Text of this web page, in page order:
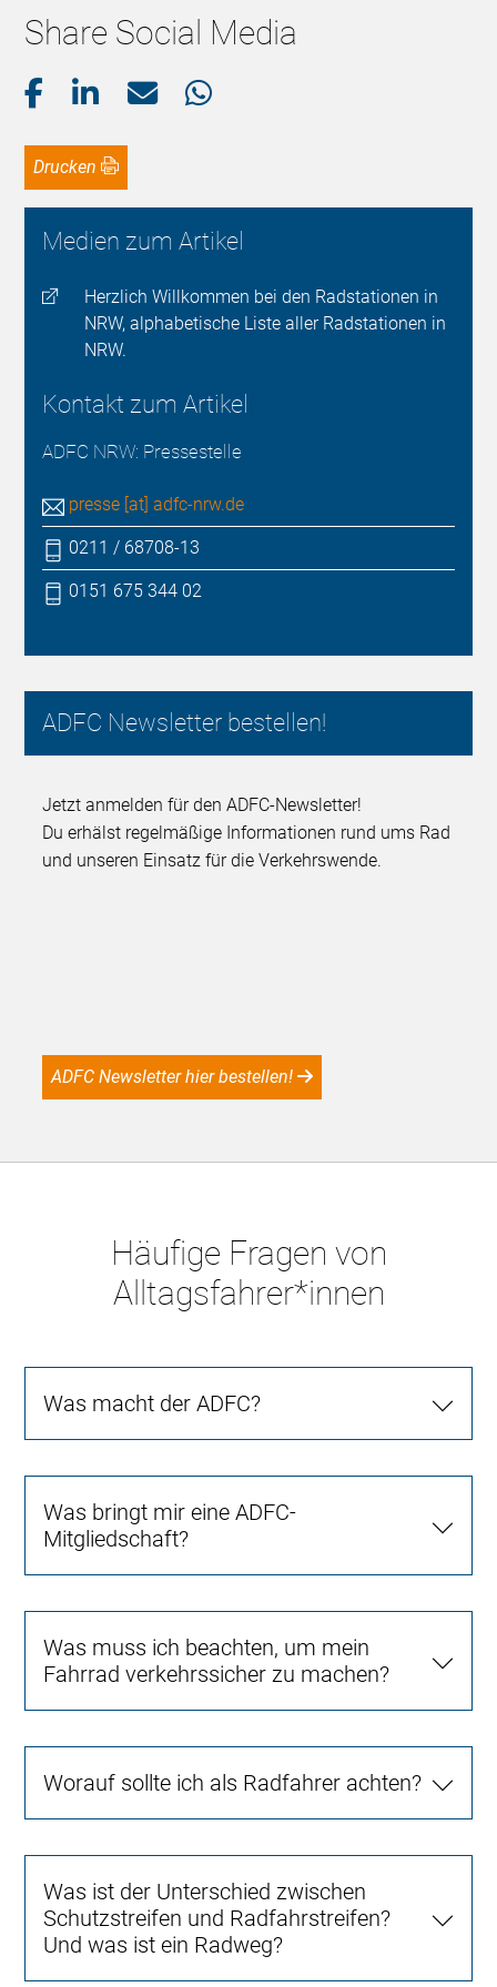
Share Social Media
Drucken
Medien zum Artikel
Herzlich Willkommen bei den Radstationen in
NRW, alphabetische Liste aller Radstationen in
NRW.
Kontakt zum Artikel
ADFC NRW: Pressestelle
presse [at] adfc-nrw.de
0211 / 68708-13
0151 675 344 02
ADFC Newsletter bestellen!
Jetzt anmelden für den ADFC-Newsletter!
Du erhälst regelmäßige Informationen rund ums Rad
und unseren Einsatz für die Verkehrswende.
ADFC Newsletter hier bestellen!
Häufige Fragen von
Alltagsfahrer*innen
Was macht der ADFC?
Was bringt mir eine ADFC-
Mitgliedschaft?
Was muss ich beachten, um mein
Fahrrad verkehrssicher zu machen?
Worauf sollte ich als Radfahrer achten?
Was ist der Unterschied zwischen
Schutzstreifen und Radfahrstreifen?
Und was ist ein Radweg?